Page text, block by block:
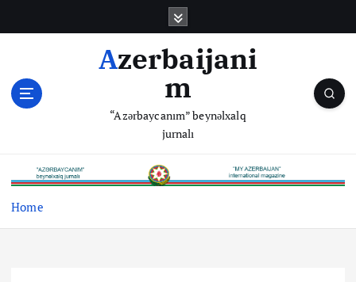
t
Azerbaijani
m
“Azərbaycanım” beynəlxalq
jurnalı
Home